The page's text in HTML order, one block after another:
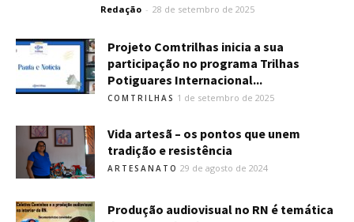
Redação - 28 de setembro de 2025
Projeto Comtrilhas inicia a sua
participação no programa Trilhas
Potiguares Internacional...
COMTRILHAS 1 de setembro de 2025
Vida artesã – os pontos que unem
tradição e resistência
ARTESANATO 29 de agosto de 2024
Produção audiovisual no RN é temática